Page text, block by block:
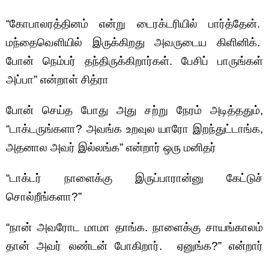
“கோபாலரத்தினம் என்று டைரக்டரியில் பார்த்தேன்.
மந்தைவெளியில் இருக்கிறது அவருடைய கிளினிக்.
போன் நெம்பர் தந்திருக்கிறார்கள். பேசிப் பாருங்கள்
அப்பா” என்றாள் சித்ரா
போன் செய்த போது அது சற்று நேரம் அடித்ததும்,
“டாக்டருங்களா? அவங்க உறவுல யாரோ இறந்துட்டாங்க,
அதனால அவர் இல்லங்க” என்றார் ஒரு மனிதர்
“டாக்டர் நாளைக்கு இருப்பாரான்னு கேட்டுச்
சொல்றீங்களா?”
“நான் அவரோட மாமா தாங்க. நாளைக்கு சாயங்காலம்
தான் அவர் லண்டன் போகிறார். ஏனுங்க?” என்றார்